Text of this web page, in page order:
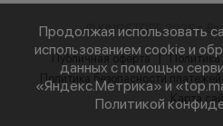
© KINGSTORE 2026 г.
Публичная оферта
Политика
Политика безопасности платежей
Карта
Продолжая использовать
использованием cookie и
данных с помощью
«Яндекс.Метрика» и
Политикой